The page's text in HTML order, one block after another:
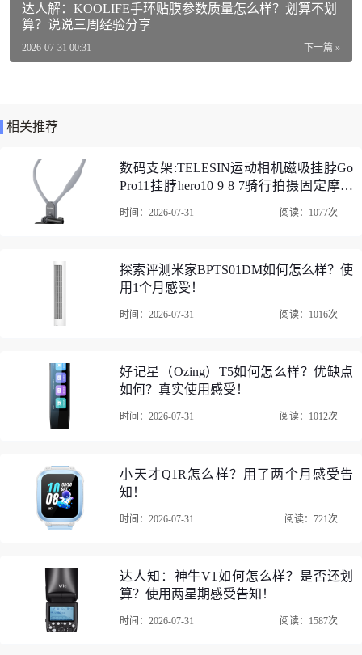
操控方式：线控式，遥控器控制，APP操控
能效等级：一级能效
适用户型：客厅
匹数：3匹
冷暖类型：冷暖
功能：智能调节，超薄内机，全直流变频
美的KFR-72T2W/B3DN1-LX(1)Ⅲ中央空调口碑评价
以上是关于“中央空调推荐:美的KFR-72T2W/B3DN1-LX(1)Ⅲ”的所有
om/news/auqsurlt.html
达人解：KOOLIFE手环贴膜参数质量怎么样？划算不划
算？说说三周经验分享
下一篇 »
2026-07-31 00:31
相关推荐
数码支架:TELESIN运动相机磁吸挂脖Go
Pro11挂脖hero10 9 8 7骑行拍摄固定摩托
点评推荐
时间：2026-07-31 阅读：1077次
探索评测米家BPTS01DM如何怎么样？使
用1个月感受！
时间：2026-07-31 阅读：1016次
好记星（Ozing）T5如何怎么样？优缺点
如何？真实使用感受！
时间：2026-07-31 阅读：1012次
小天才Q1R怎么样？用了两个月感受告
知！
时间：2026-07-31 阅读：721次
达人知：神牛V1如何怎么样？是否还划
算？使用两星期感受告知！
时间：2026-07-31 阅读：1587次